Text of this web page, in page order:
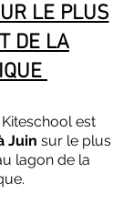
Kiteschool est
Juin sur le plus
lagon de la
LE PLUS
DE LA